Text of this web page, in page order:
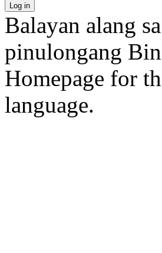
Balayan alang
pinulongang
Homepage for
language.